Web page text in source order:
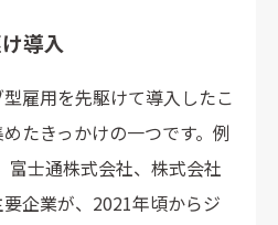
導入
雇用を先駆けて導入したこ
たきっかけの一つです。例
富士通株式会社、株式会社
企業が、2021年頃からジ